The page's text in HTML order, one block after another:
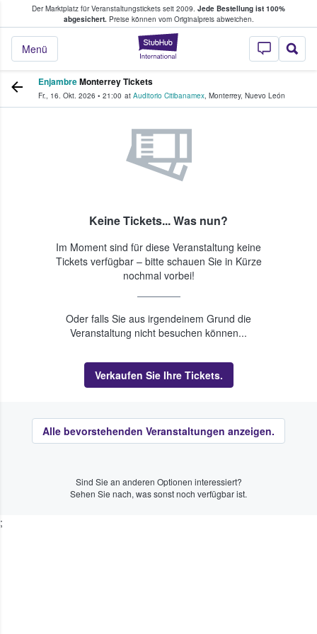
Der Marktplatz für Veranstaltungstickets seit 2009. Jede Bestellung ist 100%
abgesichert.Preise können vom Originalpreis abweichen.
StubHub - Wo
Menü
Tickets kaufen & verkaufen
EnjambreMonterrey Tickets
Fr., 16. Okt. 2026 • 21:00 at Auditorio Citibanamex, Monterrey, Nuevo León
Keine Tickets... Was nun?
Im Moment sind für diese Veranstaltung keine
Tickets verfügbar – bitte schauen Sie in Kürze
nochmal vorbei!
Oder falls Sie aus irgendeinem Grund die
Veranstaltung nicht besuchen können...
Verkaufen Sie Ihre Tickets.
Alle bevorstehenden Veranstaltungen anzeigen.
Sind Sie an anderen Optionen interessiert?
Sehen Sie nach, was sonst noch verfügbar ist.
;